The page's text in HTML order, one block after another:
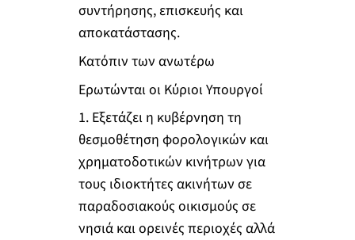
συντήρησης, επισκευής και
αποκατάστασης.
Κατόπιν των ανωτέρω
Ερωτώνται οι Κύριοι Υπουργοί
1. Εξετάζει η κυβέρνηση τη
θεσμοθέτηση φορολογικών και
χρηματοδοτικών κινήτρων για
τους ιδιοκτήτες ακινήτων σε
παραδοσιακούς οικισμούς σε
νησιά και ορεινές περιοχές αλλά